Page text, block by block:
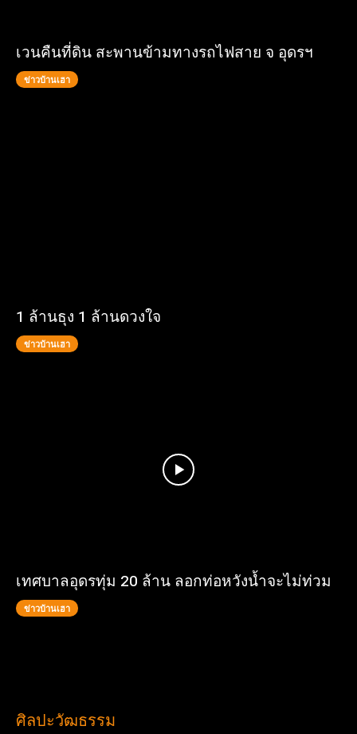
เวนคืนที่ดิน สะพานข้ามทางรถไฟสาย จ อุดรฯ
ข่าวบ้านเฮา
1 ล้านธุง 1 ล้านดวงใจ
ข่าวบ้านเฮา
เทศบาลอุดรทุ่ม 20 ล้าน ลอกท่อหวังน้ำจะไม่ท่วม
ข่าวบ้านเฮา
ศิลปะวัฒธรรม